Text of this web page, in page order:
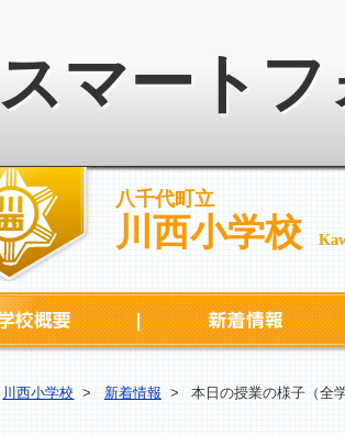
スマート
八千代町立
川西小学校
学校概要
川西小学校 > 新着情報 > 本日の授業の様子（全